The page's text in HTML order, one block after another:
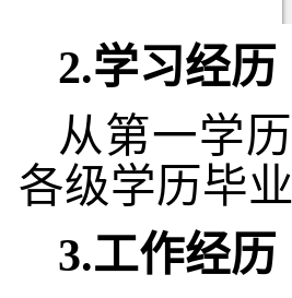
2.学习经历
从第一学
各级学历毕
3.工作经历